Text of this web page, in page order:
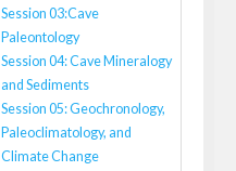
Session 03:Cave
Paleontology
Session 04: Cave Mineralogy
and Sediments
Session 05: Geochronology,
Paleoclimatology, and
Climate Change